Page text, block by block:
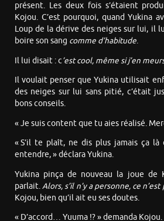
présent. Les deux fois s’étaient
Kojou. C’est pourquoi, quand Yukina
Loup de la dérive des neiges sur lui, il
boire son sang comme d’habitude.
Il lui disait : c’est cool, même si j’en
Il voulait penser que Yukina utilisait
des neiges sur lui sans pitié, c’était
bons conseils.
« Je suis content que tu aies réalisé.
« S’il te plaît, ne dis plus jamais ça
entendre, » déclara Yukina.
Yukina pinça de nouveau la joue de
parlait.Alors, s’il n’y a personne, ce n’est
Kojou, bien qu’il ait eu ses doutes.
« D’accord… Yuuma !? » demanda Kojou.